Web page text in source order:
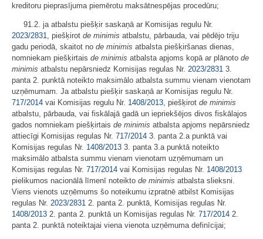
kreditoru pieprasījuma piemērotu maksātnespējas procedūru;
91.2. ja atbalstu piešķir saskaņā ar Komisijas regulu Nr.
2023/2831, piešķirot de minimis atbalstu, pārbauda, vai pēdējo triju
gadu periodā, skaitot no de minimis atbalsta piešķiršanas dienas,
nomniekam piešķirtais de minimis atbalsta apjoms kopā ar plānoto de
minimis atbalstu nepārsniedz Komisijas regulas Nr. 2023/2831 3.
panta 2. punktā noteikto maksimālo atbalsta summu vienam vienotam
uzņēmumam. Ja atbalstu piešķir saskaņā ar Komisijas regulu Nr.
717/2014 vai Komisijas regulu Nr. 1408/2013, piešķirot de minimis
atbalstu, pārbauda, vai fiskālajā gadā un iepriekšējos divos fiskālajos
gados nomniekam piešķirtais de minimis atbalsta apjoms nepārsniedz
attiecīgi Komisijas regulas Nr. 717/2014 3. panta 2.a punktā vai
Komisijas regulas Nr. 1408/2013 3. panta 3.a punktā noteikto
maksimālo atbalsta summu vienam vienotam uzņēmumam un
Komisijas regulas Nr. 717/2014 vai Komisijas regulas Nr. 1408/2013
pielikumos nacionālā līmenī noteikto de minimis atbalsta slieksni.
Viens vienots uzņēmums šo noteikumu izpratnē atbilst Komisijas
regulas Nr. 2023/2831 2. panta 2. punktā, Komisijas regulas Nr.
1408/2013 2. panta 2. punktā un Komisijas regulas Nr. 717/2014 2.
panta 2. punktā noteiktajai viena vienota uzņēmuma definīcijai;